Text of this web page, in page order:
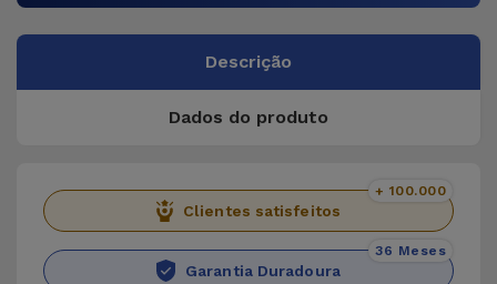
Descrição
Dados do produto
Clientes satisfeitos
+ 100.000
Garantia Duradoura
36 Meses